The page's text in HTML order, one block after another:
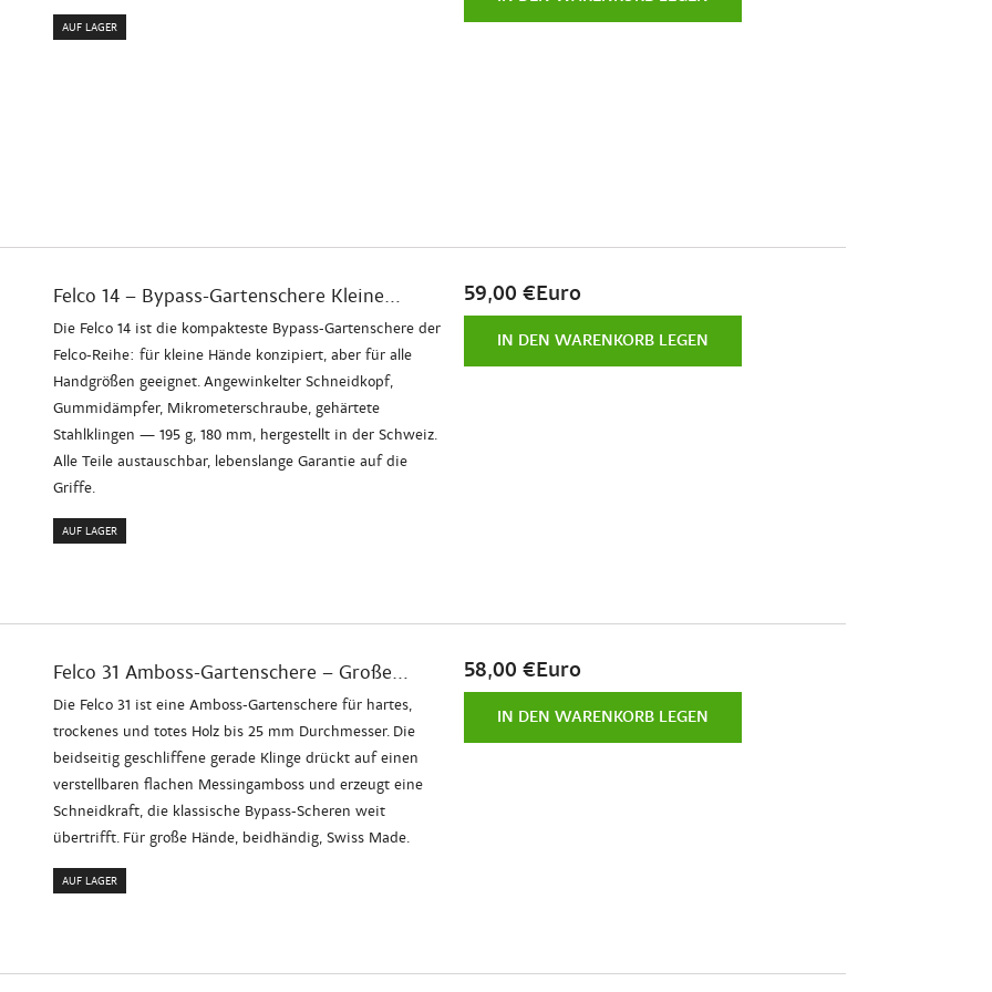
AUF LAGER
Felco 14 – Bypass-Gartenschere Kleine...
Die Felco 14 ist die kompakteste Bypass-Gartenschere der
Felco-Reihe: für kleine Hände konzipiert, aber für alle
Handgrößen geeignet. Angewinkelter Schneidkopf,
Gummidämpfer, Mikrometerschraube, gehärtete
Stahlklingen — 195 g, 180 mm, hergestellt in der Schweiz.
Alle Teile austauschbar, lebenslange Garantie auf die
Griffe.
AUF LAGER
59,00 €Euro
IN DEN WARENKORB LEGEN
Felco 31 Amboss-Gartenschere – Große...
Die Felco 31 ist eine Amboss-Gartenschere für hartes,
trockenes und totes Holz bis 25 mm Durchmesser. Die
beidseitig geschliffene gerade Klinge drückt auf einen
verstellbaren flachen Messingamboss und erzeugt eine
Schneidkraft, die klassische Bypass-Scheren weit
übertrifft. Für große Hände, beidhändig, Swiss Made.
AUF LAGER
58,00 €Euro
IN DEN WARENKORB LEGEN